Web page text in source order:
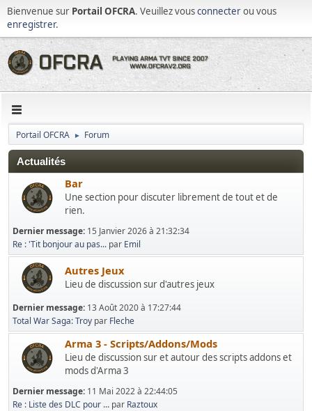
Bienvenue sur Portail OFCRA. Veuillez vousconnecterou vous
enregistrer.
Portail OFCRA ► Forum
Actualités
Bar
Une section pour discuter librement de tout et de
rien.
Dernier message: 15 Janvier 2026 à 21:32:34
Re : 'Tit bonjour au pas... par Emil
Autres Jeux
Lieu de discussion sur d'autres jeux
Dernier message: 13 Août 2020 à 17:27:44
Total War Saga: Troy par Fleche
Arma 3 - Scripts/Addons/Mods
Lieu de discussion sur et autour des scripts addons et
mods d'Arma 3
Dernier message: 11 Mai 2022 à 22:44:05
Re : Liste des DLC pour ... par Raztoux